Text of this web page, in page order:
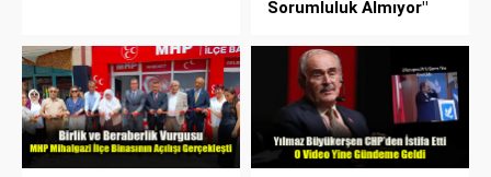
Sorumluluk Almıyor"